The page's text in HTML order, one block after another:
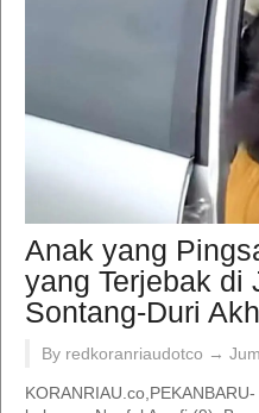
Anak yang
yang Terjebak di
Sontang-Duri
By redkoranriaudotco →